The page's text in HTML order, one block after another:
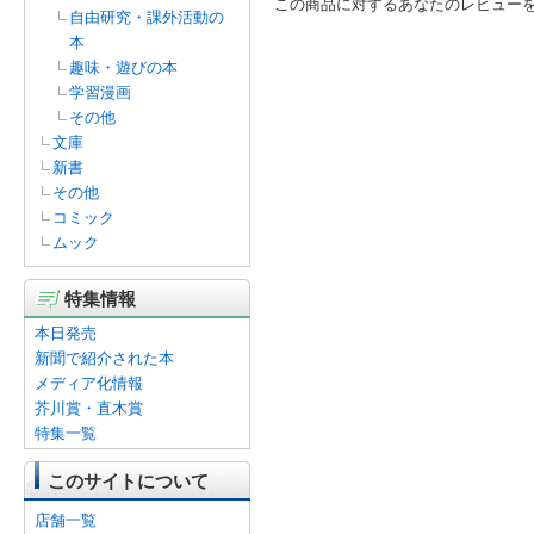
自由研究・課外活動の
本
趣味・遊びの本
学習漫画
その他
文庫
新書
その他
コミック
ムック
特集情報
本日発売
新聞で紹介された本
メディア化情報
芥川賞・直木賞
特集一覧
このサイトについて
店舗一覧
この商品に対するあなたのレビュー